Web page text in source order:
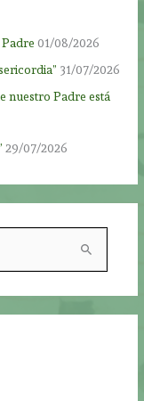
01/08/2026
31/07/2026
nuestro Padre está
29/07/2026